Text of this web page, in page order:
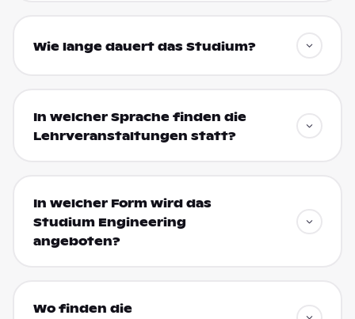
Wie lange dauert das Studium?
In welcher Sprache finden die
Lehrveranstaltungen statt?
In welcher Form wird das
Studium Engineering
angeboten?
Wo finden die